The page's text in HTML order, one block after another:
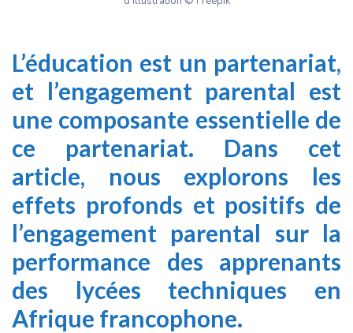
L’éducation est un partenariat,
et l’engagement parental est
une composante essentielle de
ce partenariat. Dans cet
article, nous explorons les
effets profonds et positifs de
l’engagement parental sur la
performance des apprenants
des lycées techniques en
Afrique francophone.